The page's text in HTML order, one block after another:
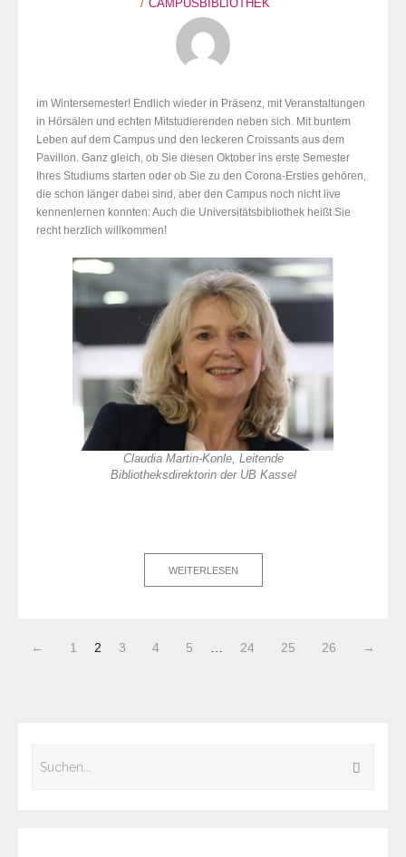
CAMPUSBIBLIOTHEK
im Wintersemester! Endlich wieder in Präsenz, mit Veranstaltungen
in Hörsälen und echten Mitstudierenden neben sich. Mit buntem
Leben auf dem Campus und den leckeren Croissants aus dem
Pavillon. Ganz gleich, ob Sie diesen Oktober ins erste Semester
Ihres Studiums starten oder ob Sie zu den Corona-Ersties gehören,
die schon länger dabei sind, aber den Campus noch nicht live
kennenlernen konnten: Auch die Universitätsbibliothek heißt Sie
recht herzlich willkommen!
Claudia Martin-Konle, Leitende
Bibliotheksdirektorin der UB Kassel
WEITERLESEN
← 1 2 3 4 5 24 25 26 →